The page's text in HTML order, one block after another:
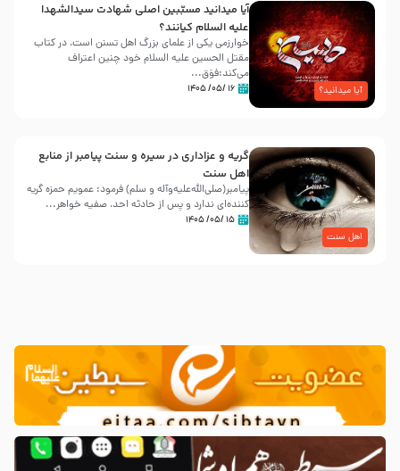
آیا میدانید؟
آیا میدانید مسبّبین اصلی شهادت سیدالشهدا
علیه ‌السلام کیانند؟
خوارزمی یکی از علمای بزرگ اهل تسنن است، در کتاب
مقتل الحسین علیه ‌السلام خود چنین اعتراف
می‌کند:فوَق...
۱۶ /۰۵/ ۱۴۰۵
اهل سنت
گریه و عزاداری در سیره و سنت پیامبر از منابع
اهل سنت
پیامبر(صلی‌الله‌علیه‌وآله و سلم) فرمود: عمویم حمزه گریه
کننده‌ای ندارد و پس از حادثه احد، صفیه خواهر...
۱۵ /۰۵/ ۱۴۰۵